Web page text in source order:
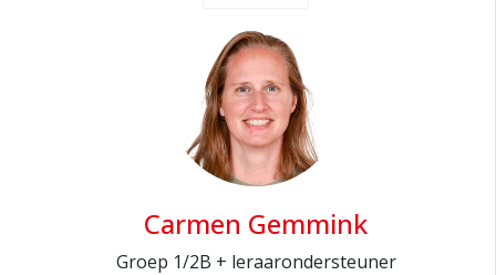
Carmen Gemmink
Groep 1/2B + leraarondersteuner